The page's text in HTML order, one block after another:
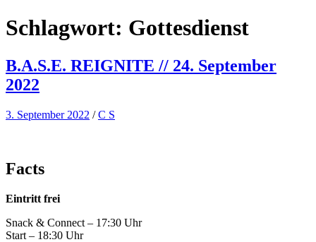
Schlagwort: Gottesdienst
B.A.S.E. REIGNITE // 24. September
2022
3. September 2022 /C S
Facts
Eintritt frei
Snack & Connect – 17:30 Uhr
Start – 18:30 Uhr